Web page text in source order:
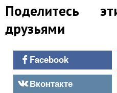
Поделитесь
друзьями
Facebook
Вконтакте